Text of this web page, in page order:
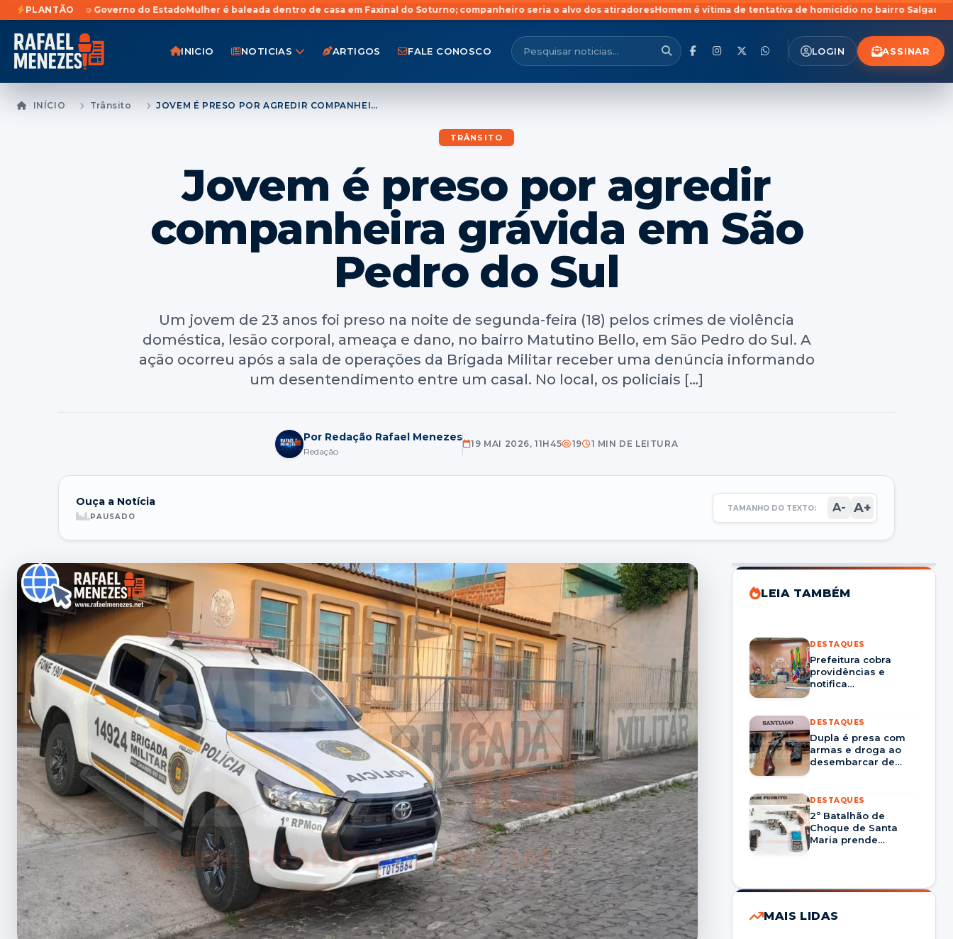
PLANTÃO
ao Governo do EstadoMulher é baleada dentro de casa em Faxinal do Soturno; companheiro seria o alvo dos atiradores Homem é vítima de tentativa de homicídio no bairro Salgado Filho em Santa
INICIO NOTICIAS ARTIGOS FALE CONOSCO LOGIN ASSINAR
INÍCIO Trânsito JOVEM É PRESO POR AGREDIR COMPANHEIRA GRÁVIDA EM SÃO PEDRO DO SUL
TRÂNSITO
Jovem é preso por agredir
companheira grávida em São
Pedro do Sul
Um jovem de 23 anos foi preso na noite de segunda-feira (18) pelos crimes de violência
doméstica, lesão corporal, ameaça e dano, no bairro Matutino Bello, em São Pedro do Sul. A
ação ocorreu após a sala de operações da Brigada Militar receber uma denúncia informando
um desentendimento entre um casal. No local, os policiais […]
Por Redação Rafael Menezes
Redação
19 MAI 2026, 11H45 19 1 MIN DE LEITURA
Ouça a Notícia
PAUSADO
TAMANHO DO TEXTO: A- A+
LEIA TAMBÉM
DESTAQUES
Prefeitura cobra
providências e
notifica
serviços em Santa
Maria
DESTAQUES
Dupla é presa com
armas e droga ao
desembarcar de
DESTAQUES
2º Batalhão de
Choque de Santa
Maria prende
Dom Pedrito
MAIS LIDAS